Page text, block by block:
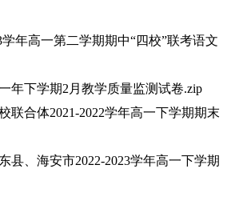
年高一第二学期期中“四校”联考语文
下学期2月教学质量监测试卷.zip
合体2021-2022学年高一下学期期末
、海安市2022-2023学年高一下学期